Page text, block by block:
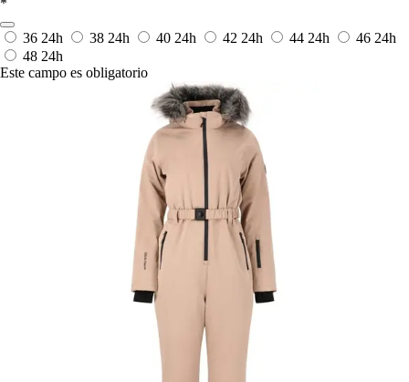
36 24h 38 24h 40 24h 42 24h 44 24h 46 24h
48 24h
Este campo es obligatorio